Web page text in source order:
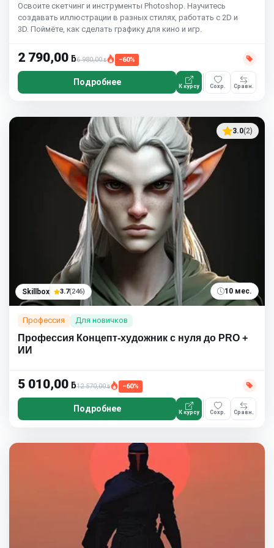
Освоите скетчинг и инструменты Photoshop. Научитесь
создавать иллюстрации в разных стилях, работать с 2D и
3D. Поймёте, как сделать графику для кино и игр.
2 790,00 ƃ6 980,00ƃ −60%
Подробнее К курсу Сохр. Сравн.
3.0(2)
Skillbox 3.7(246) 10 мес.
Профессия Для новичков
Профессия Концепт-художник с нуля до PRO +
ИИ
5 010,00 ƃ12 570,00ƃ −60%
Подробнее К курсу Сохр. Сравн.